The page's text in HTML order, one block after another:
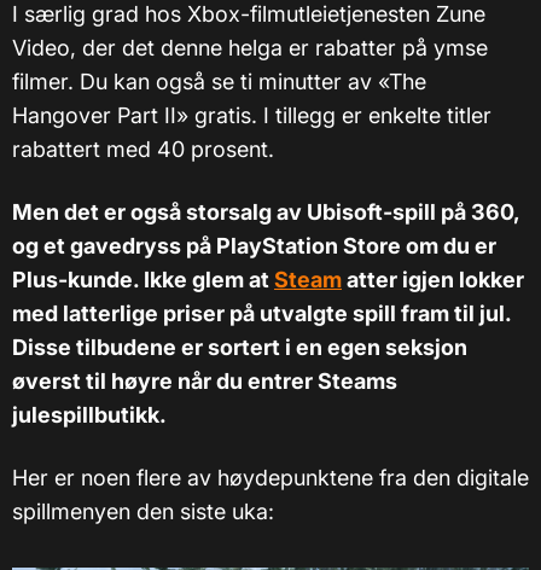
I særlig grad hos Xbox-filmutleietjenesten Zune
Video, der det denne helga er rabatter på ymse
filmer. Du kan også se ti minutter av «The
Hangover Part II» gratis. I tillegg er enkelte titler
rabattert med 40 prosent.
Men det er også storsalg av Ubisoft-spill på 360,
og et gavedryss på PlayStation Store om du er
Plus-kunde. Ikke glem atSteamatter igjen lokker
med latterlige priser på utvalgte spill fram til jul.
Disse tilbudene er sortert i en egen seksjon
øverst til høyre når du entrer Steams
julespillbutikk.
Her er noen flere av høydepunktene fra den digitale
spillmenyen den siste uka: